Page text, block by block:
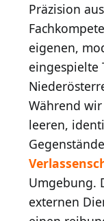
Präzision
eigenen,
eingespielte
Während
leeren,
Umgebung.
externen